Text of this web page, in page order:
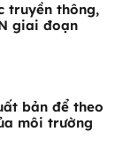
truyền thông,
giai đoạn
bản để theo
môi trường